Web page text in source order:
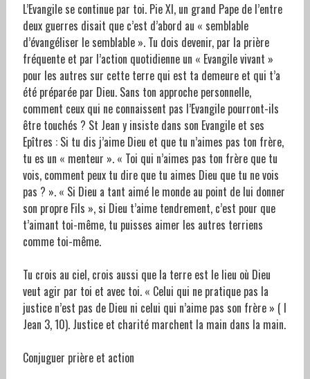
L’Evangile se continue par toi. Pie XI, un grand Pape de l’entre
deux guerres disait que c’est d’abord au « semblable
d’évangéliser le semblable ». Tu dois devenir, par la prière
fréquente et par l’action quotidienne un « Evangile vivant »
pour les autres sur cette terre qui est ta demeure et qui t’a
été préparée par Dieu. Sans ton approche personnelle,
comment ceux qui ne connaissent pas l’Evangile pourront-ils
être touchés ? St Jean y insiste dans son Evangile et ses
Epîtres : Si tu dis j’aime Dieu et que tu n’aimes pas ton frère,
tu es un « menteur ». « Toi qui n’aimes pas ton frère que tu
vois, comment peux tu dire que tu aimes Dieu que tu ne vois
pas ? ». « Si Dieu a tant aimé le monde au point de lui donner
son propre Fils », si Dieu t’aime tendrement, c’est pour que
t’aimant toi-même, tu puisses aimer les autres terriens
comme toi-même.
Tu crois au ciel, crois aussi que la terre est le lieu où Dieu
veut agir par toi et avec toi. « Celui qui ne pratique pas la
justice n’est pas de Dieu ni celui qui n’aime pas son frère » ( I
Jean 3, 10). Justice et charité marchent la main dans la main.
Conjuguer prière et action